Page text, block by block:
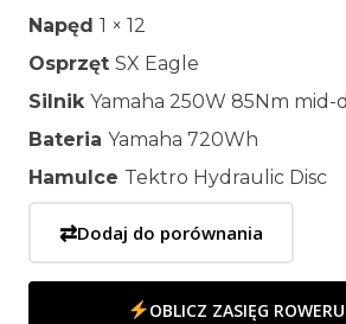
Napęd 1 × 12
Osprzęt SX Eagle
Silnik Yamaha 250W 85Nm mid-
Bateria Yamaha 720Wh
Hamulce Tektro Hydraulic Disc
⇄Dodaj do porównania
OBLICZ ZASIĘG ROWERU